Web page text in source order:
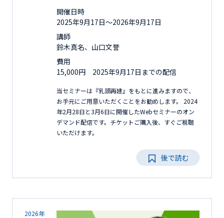
開催日時
2025年9月17日〜2026年9月17日
講師
鈴木真名、山口文誉
費用
15,000円 2025年9月17日までの配信
当セミナーは『乳頭再建』をもとに進みますので、
お手元にご用意いただくことをお勧めします。 2024
年2月28日と3月6日に開催したWebセミナーのオン
デマンド配信です。チケットご購入後、すぐご視聴
いただけます。
後で読む
2026年